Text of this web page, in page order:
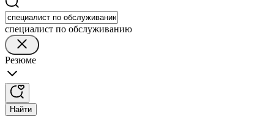
специалист по обслуживанию
Резюме
Найти